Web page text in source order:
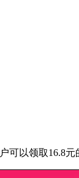
可以领取16.8